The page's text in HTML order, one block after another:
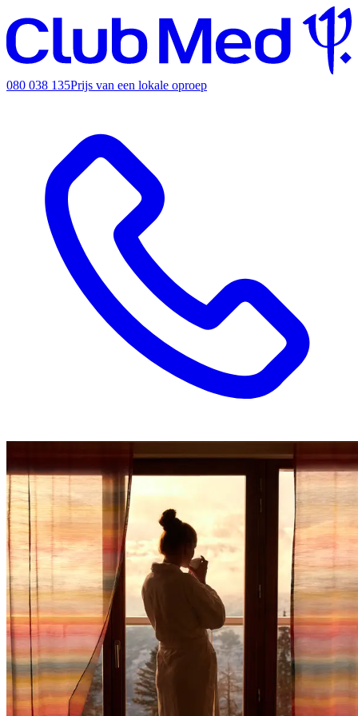
080 038 135Prijs van een lokale oproep